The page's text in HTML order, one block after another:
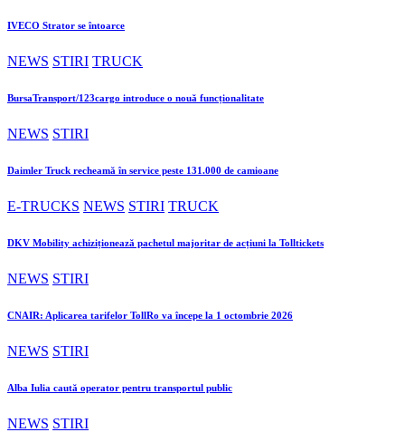
IVECO Strator se întoarce
NEWS STIRI TRUCK
BursaTransport/123cargo introduce o nouă funcționalitate
NEWS STIRI
Daimler Truck recheamă în service peste 131.000 de camioane
E-TRUCKS NEWS STIRI TRUCK
DKV Mobility achiziționează pachetul majoritar de acțiuni la Tolltickets
NEWS STIRI
CNAIR: Aplicarea tarifelor TollRo va începe la 1 octombrie 2026
NEWS STIRI
Alba Iulia caută operator pentru transportul public
NEWS STIRI